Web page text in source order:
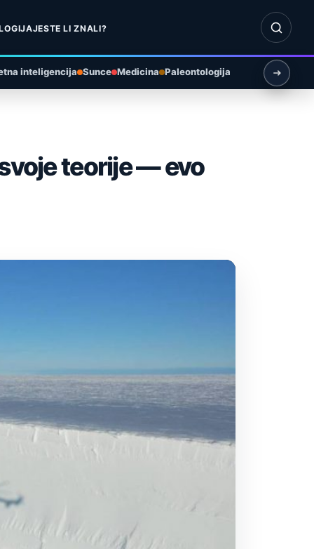
JESTE LI ZNALI?
Otvori
inteligencija Sunce Medicina Paleontologija
teorije — evo